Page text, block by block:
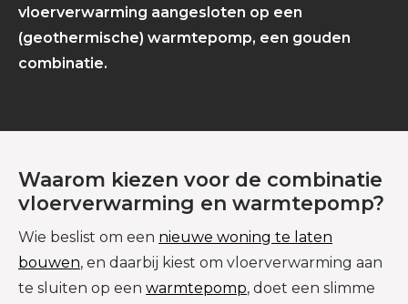
vloerverwarming aangesloten op een
(geothermische) warmtepomp, een gouden
combinatie.
Waarom kiezen voor de combinatie
vloerverwarming en warmtepomp?
Wie beslist om een nieuwe woning te laten
bouwen, en daarbij kiest om vloerverwarming aan
te sluiten op een warmtepomp, doet een slimme